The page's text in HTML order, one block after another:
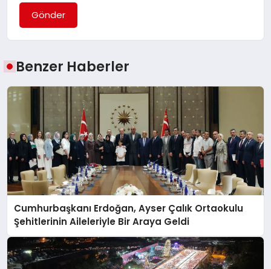
Gönder
Benzer Haberler
Cumhurbaşkanı Erdoğan, Ayser Çalık Ortaokulu
Şehitlerinin Aileleriyle Bir Araya Geldi